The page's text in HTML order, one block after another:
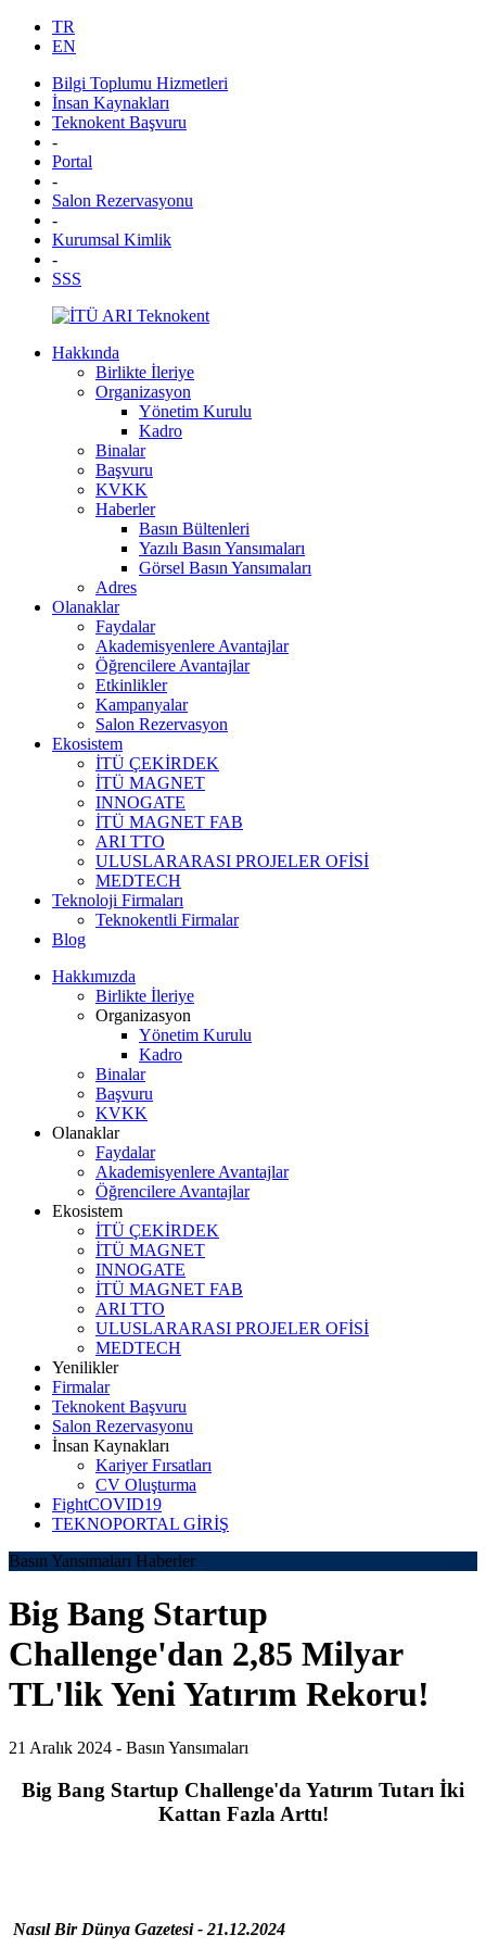
TR
EN
Bilgi Toplumu Hizmetleri
İnsan Kaynakları
Teknokent Başvuru
-
Portal
-
Salon Rezervasyonu
-
Kurumsal Kimlik
-
SSS
Hakkında
Birlikte İleriye
Organizasyon
Yönetim Kurulu
Kadro
Binalar
Başvuru
KVKK
Haberler
Basın Bültenleri
Yazılı Basın Yansımaları
Görsel Basın Yansımaları
Adres
Olanaklar
Faydalar
Akademisyenlere Avantajlar
Öğrencilere Avantajlar
Etkinlikler
Kampanyalar
Salon Rezervasyon
Ekosistem
İTÜ ÇEKİRDEK
İTÜ MAGNET
INNOGATE
İTÜ MAGNET FAB
ARI TTO
ULUSLARARASI PROJELER OFİSİ
MEDTECH
Teknoloji Firmaları
Teknokentli Firmalar
Blog
Hakkımızda
Birlikte İleriye
Organizasyon
Yönetim Kurulu
Kadro
Binalar
Başvuru
KVKK
Olanaklar
Faydalar
Akademisyenlere Avantajlar
Öğrencilere Avantajlar
Ekosistem
İTÜ ÇEKİRDEK
İTÜ MAGNET
INNOGATE
İTÜ MAGNET FAB
ARI TTO
ULUSLARARASI PROJELER OFİSİ
MEDTECH
Yenilikler
Firmalar
Teknokent Başvuru
Salon Rezervasyonu
İnsan Kaynakları
Kariyer Fırsatları
CV Oluşturma
FightCOVID19
TEKNOPORTAL GİRİŞ
Basın Yansımaları Haberler
Big Bang Startup
Challenge'dan 2,85 Milyar
TL'lik Yeni Yatırım Rekoru!
21 Aralık 2024 - Basın Yansımaları
Big Bang Startup Challenge'da Yatırım Tutarı İki
Kattan Fazla Arttı!
Nasıl Bir Dünya Gazetesi - 21.12.2024